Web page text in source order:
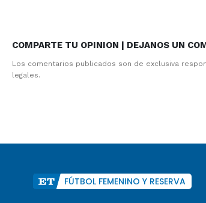
COMPARTE TU OPINION | DEJANOS UN
Los comentarios publicados son de exclusiva
legales.
FÚTBOL FEMENINO Y RESERVA